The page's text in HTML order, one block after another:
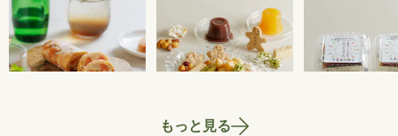
【特別価格】瀬戸内
レモンのサマーシュ
トーレン 200g
2,519円
おまかせおやつ定期
便[定期宅配]
1,980円
もっと見る